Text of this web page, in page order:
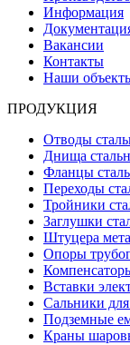
Информация
Вакансии
Контакты
Наши
ПРОДУКЦИЯ
Отводы
Днища
Фланцы
Переходы
Тройники
Заглушки
Штуцера
Опоры
Вставки
Сальники
Подземные
Краны